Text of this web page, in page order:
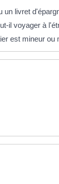
un livret
il voyager à
est mineur ou